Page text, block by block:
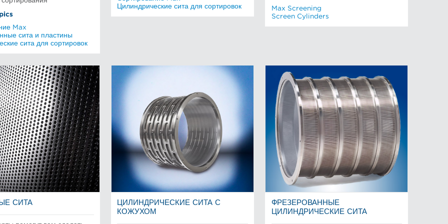
Max
сита и пластины
сита для сортировок
Цилиндрические сита для сортировок
Max Screening
Screen Cylinders
СИТА
ЦИЛИНДРИЧЕСКИЕ СИТА С
КОЖУХОМ
ФРЕЗЕРОВАННЫЕ
ЦИЛИНДРИЧЕСКИЕ СИТА